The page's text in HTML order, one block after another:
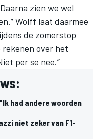
zien we wel
Wolff laat daarmee
de zomerstop
over het
per se nee.”
had andere woorden
niet zeker van F1-